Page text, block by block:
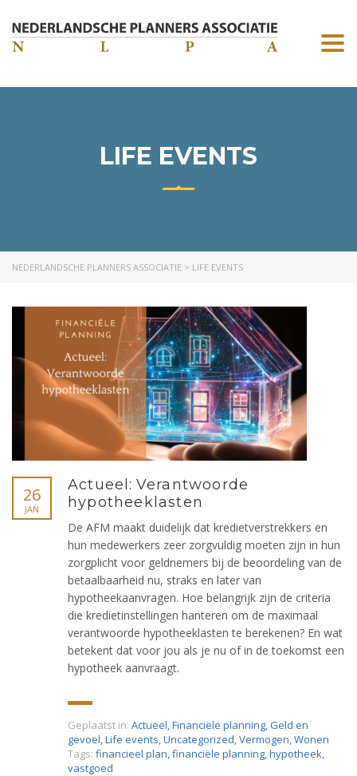
LIFE EVENTS
NEDERLANDSCHE PLANNERS ASSOCIATIE > LIFE EVENTS
26
JAN
Actueel: Verantwoorde
hypotheeklasten
De AFM maakt duidelijk dat kredietverstrekkers en
hun medewerkers zeer zorgvuldig moeten zijn in hun
zorgplicht voor geldnemers bij de beoordeling van de
betaalbaarheid nu, straks en later van
hypotheekaanvragen. Hoe belangrijk zijn de criteria
die kredietinstellingen hanteren om de maximaal
verantwoorde hypotheeklasten te berekenen? En wat
betekent dat voor jou als je nu of in de toekomst een
hypotheek aanvraagt.
Geplaatst in: Actueel,Financiële planning,Geld en
gevoel,Life events,Uncategorized,Vermogen,Wonen
Tags: financieel plan,financiële planning,hypotheek,
vastgoed